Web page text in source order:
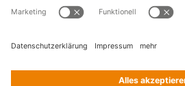
Montagebedingungen